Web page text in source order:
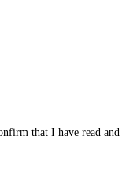
that I have read and